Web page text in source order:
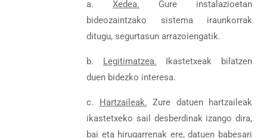
a. Xedea. Gure instalazioetan
bideozaintzako sistema iraunkorrak
ditugu, segurtasun arrazoiengatik.
b. Legitimatzea. Ikastetxeak bilatzen
duen bidezko interesa.
c. Hartzaileak. Zure datuen hartzaileak
ikastetxeko sail desberdinak izango dira,
bai eta hirugarrenak ere, datuen babesari